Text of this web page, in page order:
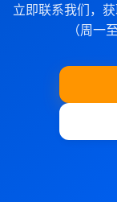
立即联系我们，
（周一